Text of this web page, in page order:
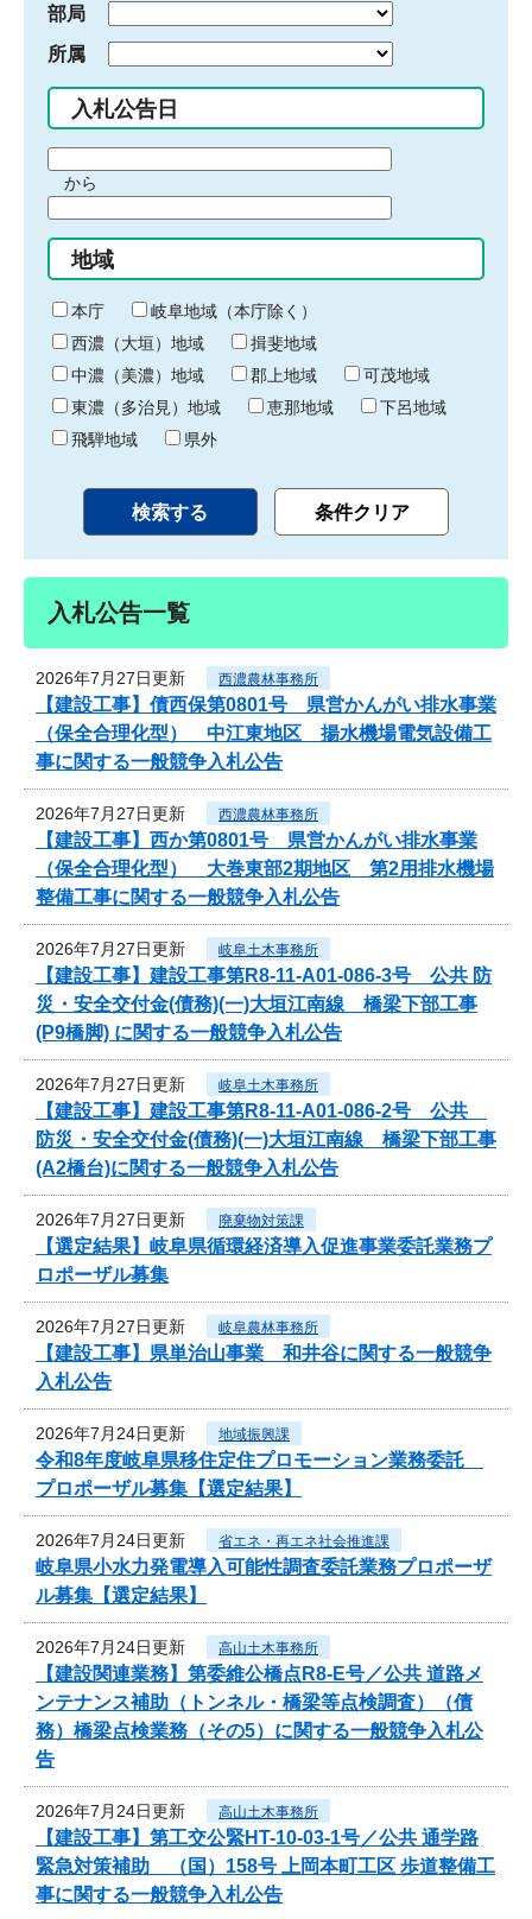
部局
所属
入札公告日
間
始
り
から
間
終
わ
り
地域
本庁
岐阜地域（本庁除く）
西濃（大垣）地域
揖斐地域
中濃（美濃）地域
郡上地域
可茂地域
東濃（多治見）地域
恵那地域
下呂地域
飛騨地域
県外
入札公告一覧
2026年7月27日更新 西濃農林事務所
【建設工事】債西保第0801号 県営かんがい排水事業
（保全合理化型） 中江東地区 揚水機場電気設備工
事に関する一般競争入札公告
2026年7月27日更新 西濃農林事務所
【建設工事】西か第0801号 県営かんがい排水事業
（保全合理化型） 大巻東部2期地区 第2用排水機場
整備工事に関する一般競争入札公告
2026年7月27日更新 岐阜土木事務所
【建設工事】建設工事第R8-11-A01-086-3号 公共 防
災・安全交付金(債務)(一)大垣江南線 橋梁下部工事
(P9橋脚) に関する一般競争入札公告
2026年7月27日更新 岐阜土木事務所
【建設工事】建設工事第R8-11-A01-086-2号 公共
防災・安全交付金(債務)(一)大垣江南線 橋梁下部工事
(A2橋台)に関する一般競争入札公告
2026年7月27日更新 廃棄物対策課
【選定結果】岐阜県循環経済導入促進事業委託業務プ
ロポーザル募集
2026年7月27日更新 岐阜農林事務所
【建設工事】県単治山事業 和井谷に関する一般競争
入札公告
2026年7月24日更新 地域振興課
令和8年度岐阜県移住定住プロモーション業務委託
プロポーザル募集【選定結果】
2026年7月24日更新 省エネ・再エネ社会推進課
岐阜県小水力発電導入可能性調査委託業務プロポーザ
ル募集【選定結果】
2026年7月24日更新 高山土木事務所
【建設関連業務】第委維公橋点R8-E号／公共 道路メ
ンテナンス補助（トンネル・橋梁等点検調査）（債
務）橋梁点検業務（その5）に関する一般競争入札公
告
2026年7月24日更新 高山土木事務所
【建設工事】第工交公緊HT-10-03-1号／公共 通学路
緊急対策補助 （国）158号 上岡本町工区 歩道整備工
事に関する一般競争入札公告